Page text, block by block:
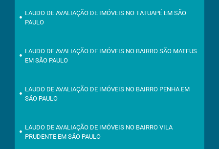
LAUDO DE AVALIAÇÃO DE IMÓVEIS NO TATUAPÉ EM SÃO
PAULO
LAUDO DE AVALIAÇÃO DE IMÓVEIS NO BAIRRO SÃO MATEUS
EM SÃO PAULO
LAUDO DE AVALIAÇÃO DE IMÓVEIS NO BAIRRO PENHA EM
SÃO PAULO
LAUDO DE AVALIAÇÃO DE IMÓVEIS NO BAIRRO VILA
PRUDENTE EM SÃO PAULO